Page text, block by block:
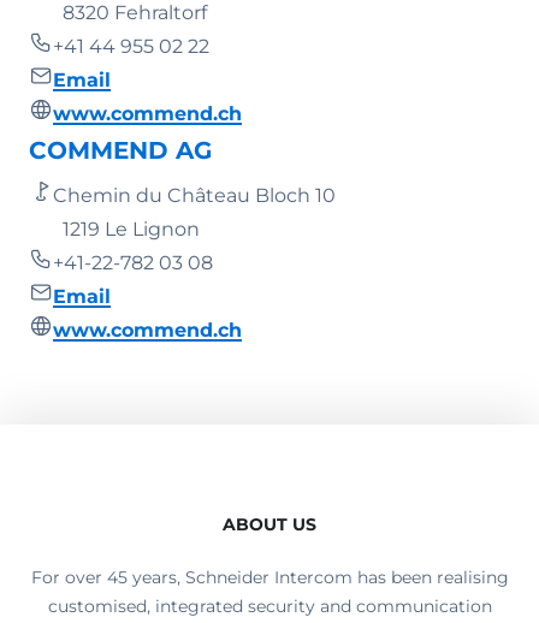
8320 Fehraltorf
+41 44 955 02 22
Email
www.commend.ch
COMMEND AG
Chemin du Château Bloch 10
1219 Le Lignon
+41-22-782 03 08
Email
www.commend.ch
ABOUT US
For over 45 years, Schneider Intercom has been realising
customised, integrated security and communication